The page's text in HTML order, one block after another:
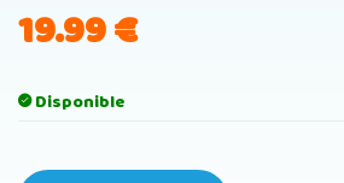
19.99€
Disponible